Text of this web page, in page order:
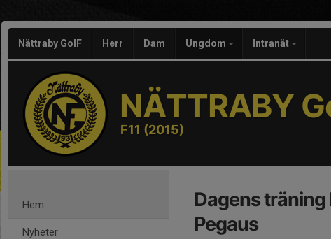
Nättraby GoIF Herr Dam Ungdom Intranät
NÄTTRABY
F11 (2015)
Hem
Nyheter
Dagens
Pegaus